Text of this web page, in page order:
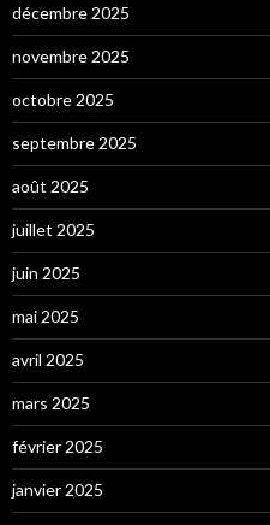
décembre 2025
novembre 2025
octobre 2025
septembre 2025
août 2025
juillet 2025
juin 2025
mai 2025
avril 2025
mars 2025
février 2025
janvier 2025